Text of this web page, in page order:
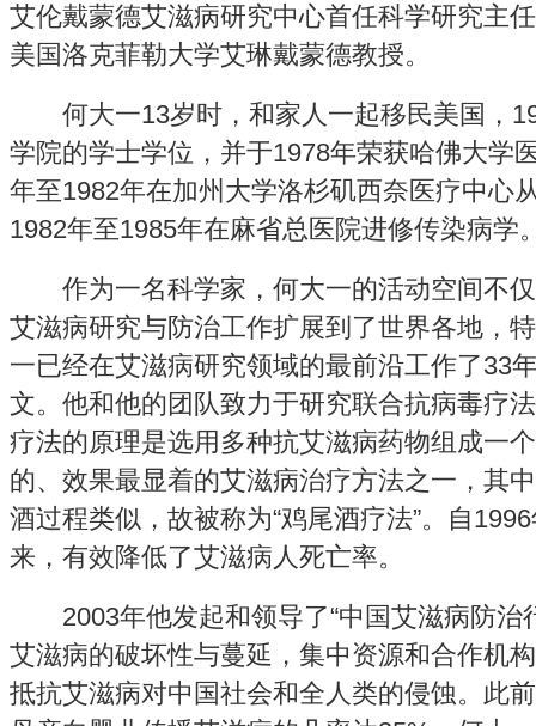
艾伦戴蒙德艾滋病研究中心首任科学研究主
美国洛克菲勒大学艾琳戴蒙德教授。
何大一13岁时，和家人一起移民美国，
学院的学士学位，并于1978年荣获哈佛大学
年至1982年在加州大学洛杉矶西奈医疗中心
1982年至1985年在麻省总医院进修传染病学
作为一名科学家，何大一的活动空间不仅
艾滋病研究与防治工作扩展到了世界各地，
一已经在艾滋病研究领域的最前沿工作了33
文。他和他的团队致力于研究联合抗病毒疗
疗法的原理是选用多种抗艾滋病药物组成一
的、效果最显着的艾滋病治疗方法之一，其
酒过程类似，故被称为“鸡尾酒疗法”。自
来，有效降低了艾滋病人死亡率。
2003年他发起和领导了“中国艾滋病防治
艾滋病的破坏性与蔓延，集中资源和合作机
抵抗艾滋病对中国社会和全人类的侵蚀。此